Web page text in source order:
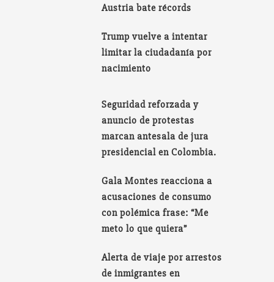
Austria bate récords
Trump vuelve a intentar
limitar la ciudadanía por
nacimiento
Seguridad reforzada y
anuncio de protestas
marcan antesala de jura
presidencial en Colombia.
Gala Montes reacciona a
acusaciones de consumo
con polémica frase: “Me
meto lo que quiera”
Alerta de viaje por arrestos
de inmigrantes en